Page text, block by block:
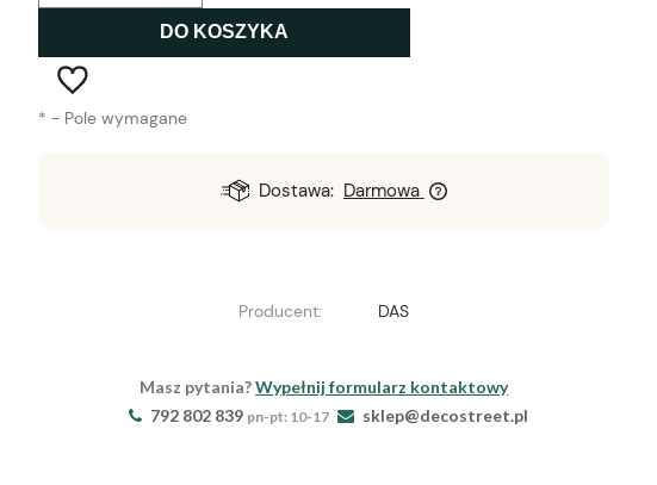
DO KOSZYKA
* - Pole wymagane
Dostawa: Darmowa
Producent: DAS
Masz pytania?Wypełnij formularz kontaktowy
792 802 839 pn-pt: 10-17 sklep@decostreet.pl